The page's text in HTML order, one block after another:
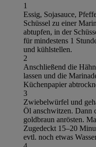
1
Essig, Sojasauce,
Schüssel zu einer
abtupfen, in der
für mindestens 1
und kühlstellen.
2
Anschließend die
lassen und die
Küchenpapier
3
Zwiebelwürfel und
Öl anschwitzen. Dann
goldbraun anrösten.
Zugedeckt 15–20
evtl. noch etwas